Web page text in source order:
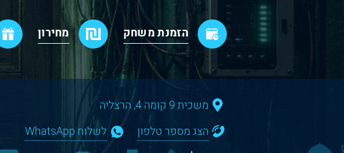
הזמנת משחק מחירון
משכית 9 קומה 4, הרצליה
הצג מספר טלפון
לשלוח WhatsApp